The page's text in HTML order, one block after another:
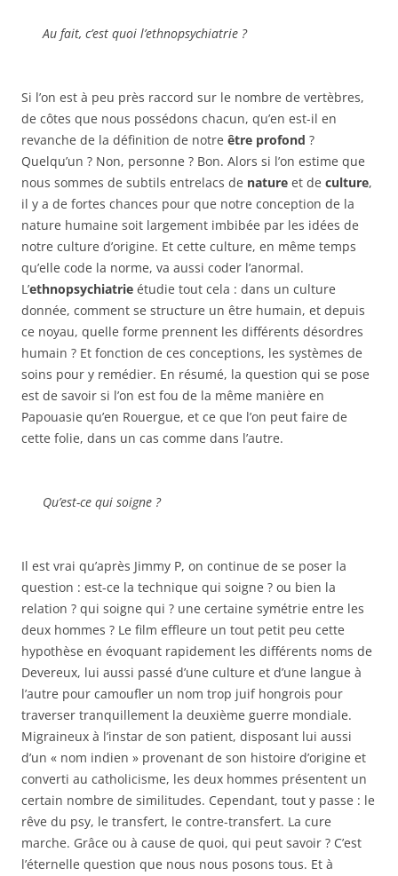
Au fait, c’est quoi l’ethnopsychiatrie ?
Si l’on est à peu près raccord sur le nombre de vertèbres,
de côtes que nous possédons chacun, qu’en est-il en
revanche de la définition de notre être profond ?
Quelqu’un ? Non, personne ? Bon. Alors si l’on estime que
nous sommes de subtils entrelacs de nature et de culture,
il y a de fortes chances pour que notre conception de la
nature humaine soit largement imbibée par les idées de
notre culture d’origine. Et cette culture, en même temps
qu’elle code la norme, va aussi coder l’anormal.
L’ethnopsychiatrie étudie tout cela : dans un culture
donnée, comment se structure un être humain, et depuis
ce noyau, quelle forme prennent les différents désordres
humain ? Et fonction de ces conceptions, les systèmes de
soins pour y remédier. En résumé, la question qui se pose
est de savoir si l’on est fou de la même manière en
Papouasie qu’en Rouergue, et ce que l’on peut faire de
cette folie, dans un cas comme dans l’autre.
Qu’est-ce qui soigne ?
Il est vrai qu’après Jimmy P, on continue de se poser la
question : est-ce la technique qui soigne ? ou bien la
relation ? qui soigne qui ? une certaine symétrie entre les
deux hommes ? Le film effleure un tout petit peu cette
hypothèse en évoquant rapidement les différents noms de
Devereux, lui aussi passé d’une culture et d’une langue à
l’autre pour camoufler un nom trop juif hongrois pour
traverser tranquillement la deuxième guerre mondiale.
Migraineux à l’instar de son patient, disposant lui aussi
d’un « nom indien » provenant de son histoire d’origine et
converti au catholicisme, les deux hommes présentent un
certain nombre de similitudes. Cependant, tout y passe : le
rêve du psy, le transfert, le contre-transfert. La cure
marche. Grâce ou à cause de quoi, qui peut savoir ? C’est
l’éternelle question que nous nous posons tous. Et à